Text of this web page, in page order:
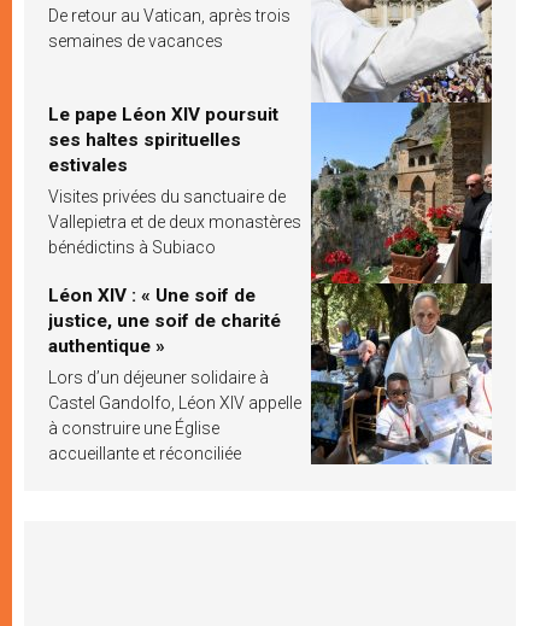
De retour au Vatican, après trois
semaines de vacances
Le pape Léon XIV poursuit
ses haltes spirituelles
estivales
Visites privées du sanctuaire de
Vallepietra et de deux monastères
bénédictins à Subiaco
Léon XIV : « Une soif de
justice, une soif de charité
authentique »
Lors d’un déjeuner solidaire à
Castel Gandolfo, Léon XIV appelle
à construire une Église
accueillante et réconciliée